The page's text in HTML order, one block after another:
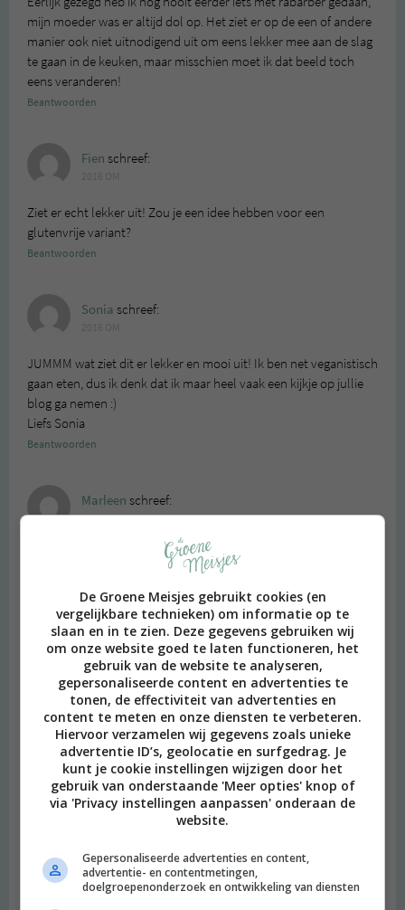
mijn moeder was er altijd dol op. Het ziet er op de een of andere
manier ook niet uitnodigend uit om eens lekker mee aan de slag
te gaan in de keuken, maar misschien moet ik dat beeld toch
eens veranderen!
Beantwoorden
Fien schreef:
Ziet er echt lekker uit! Zou je een idee hebben voor een
glutenvrije variant?
Beantwoorden
Sonia schreef:
JUMMM wat ziet dit er lekker en mooi uit! Ik ben net veganistisch
gaan eten, dus ik denk dat ik maar heel vaak een kijkje op jullie
blog ga nemen :)
Liefs Sonia
Beantwoorden
Marleen schreef:
2016 OM
Selma schreef:
2016 OM
Rabarber mmmmmmm. Ik vind dat zo ontzettend lekker! Het
was laatst in de aanbieding bij de Albert Heijn, dus ik heb toen
meteen maar een bosje meegenomen om er compote van te
maken. Deze flapjes lijken me ook leuk, lekker snel klaar voor als
je gasten hebt!
Beantwoorden
2016 OM
Lijkt me erg lekker! En wat een mooie foto’s! :)
De Groene Meisjes gebruikt cookies (en
vergelijkbare technieken) om informatie op te
slaan en in te zien. Deze gegevens gebruiken wij
om onze website goed te laten functioneren, het
gebruik van de website te analyseren,
gepersonaliseerde content en advertenties te
tonen, de effectiviteit van advertenties en
content te meten en onze diensten te verbeteren.
Hiervoor verzamelen wij gegevens zoals unieke
advertentie ID’s, geolocatie en surfgedrag. Je
kunt je cookie instellingen wijzigen door het
gebruik van onderstaande 'Meer opties' knop of
via 'Privacy instellingen aanpassen' onderaan de
website.
Gepersonaliseerde advertenties en content,
advertentie- en contentmetingen,
doelgroepenonderzoek en ontwikkeling van diensten